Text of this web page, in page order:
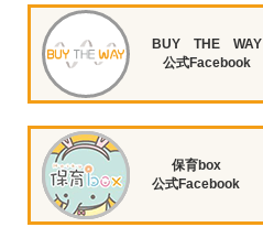
BUY THE WAY
公式Facebook
保育box
公式Facebook